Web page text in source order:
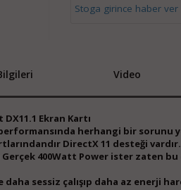
Stoga girince haber ver
Video
DX11.1 Ekran Kartı
performansında herhangi bir
DirectX 11 desteği
Gerçek 400Watt Power ister zaten
sessiz çalışıp daha az enerji